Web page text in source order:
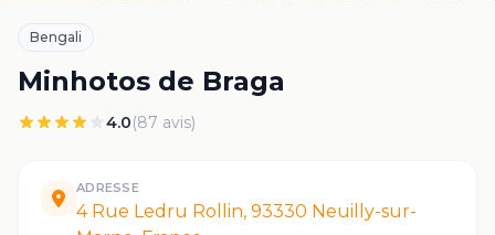
Bengali
Minhotos de Braga
4.0(87 avis)
ADRESSE
4 Rue Ledru Rollin, 93330 Neuilly-sur-